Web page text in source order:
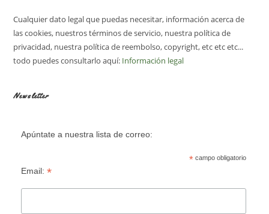
Cualquier dato legal que puedas necesitar, información acerca de
las cookies, nuestros términos de servicio, nuestra política de
privacidad, nuestra política de reembolso, copyright, etc etc etc...
todo puedes consultarlo aquí: Información legal
Newsletter
Apúntate a nuestra lista de correo:
*campo obligatorio
Email: *